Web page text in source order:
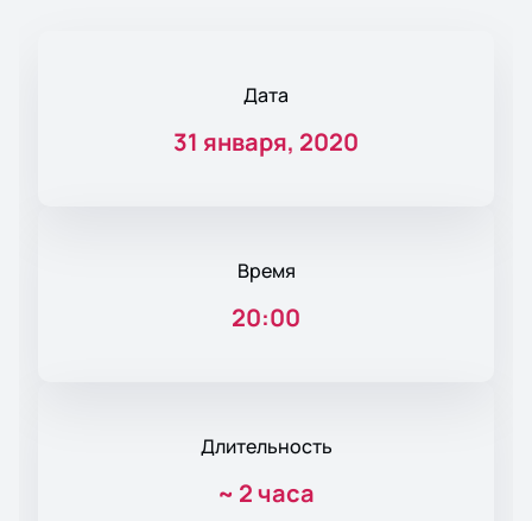
Дата
31 января, 2020
Время
20:00
Длительность
~ 2 часа